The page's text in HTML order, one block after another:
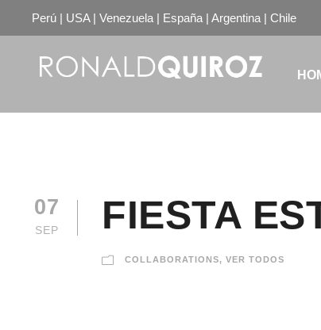
Perú | USA | Venezuela | España | Argentina | Chile
07
SEP FIESTA
COLLABORATIONS, VER TODOS